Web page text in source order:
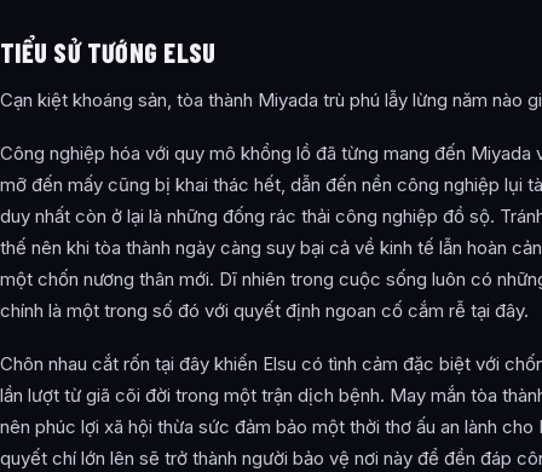
TIỂU SỬ TƯỚNG ELSU
Cạn kiệt khoáng sản, tòa thành Miyada trù phú lẫy lừng năm nào
Công nghiệp hóa với quy mô khổng lồ đã từng mang đến Miyada
mỡ đến mấy cũng bị khai thác hết, dẫn đến nền công nghiệp lụi
duy nhất còn ở lại là những đống rác thải công nghiệp đồ sộ.
thế nên khi tòa thành ngày càng suy bại cả về kinh tế lẫn hoàn
một chốn nương thân mới. Dĩ nhiên trong cuộc sống luôn có
chính là một trong số đó với quyết định ngoan cố cắm rễ tại đây.
Chôn nhau cắt rốn tại đây khiến Elsu có tình cảm đặc biệt với
lần lượt từ giã cõi đời trong một trận dịch bệnh. May mắn tòa
nên phúc lợi xã hội thừa sức đảm bảo một thời thơ ấu an lành
quyết chí lớn lên sẽ trở thành người bảo vệ nơi này để đền đáp